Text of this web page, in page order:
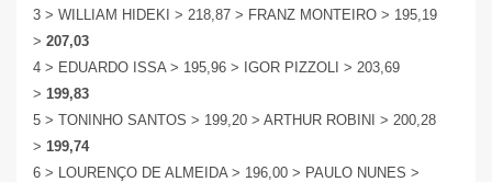
3 > WILLIAM HIDEKI > 218,87 > FRANZ MONTEIRO > 195,19
> 207,03
4 > EDUARDO ISSA > 195,96 > IGOR PIZZOLI > 203,69
> 199,83
5 > TONINHO SANTOS > 199,20 > ARTHUR ROBINI > 200,28
> 199,74
6 > LOURENÇO DE ALMEIDA > 196,00 > PAULO NUNES >